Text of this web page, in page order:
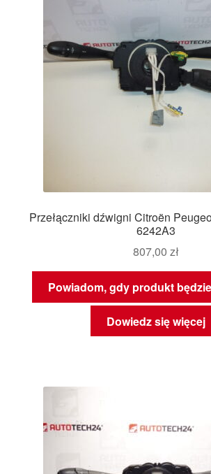
Przełączniki dźwigni Citroën
6242A3
807,00 zł
Powiadom, gdy produkt
Dowiedz się więcej